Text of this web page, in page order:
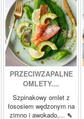
PRZECIWZAPALNE
OMLETY....
Szpinakowy omlet z
łososiem wędzonym na
zimno i awokado,... ⇖